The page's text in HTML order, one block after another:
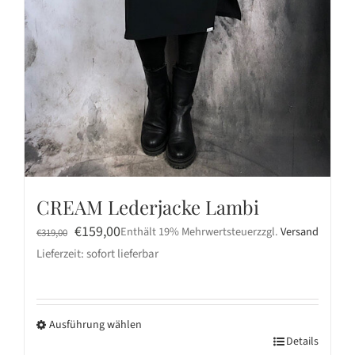
CREAM Lederjacke Lambi
€319,00 Ursprünglicher
Preis
€319,00
€159,00Aktueller
Preis
€159,00.
Enthält 19% Mehrwertsteuerzzgl.Versand
Lieferzeit: sofort lieferbar
Ausführung wählen
Details